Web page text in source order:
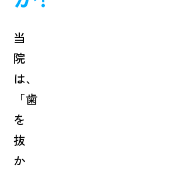
当
院
は、
「歯
を
抜
か